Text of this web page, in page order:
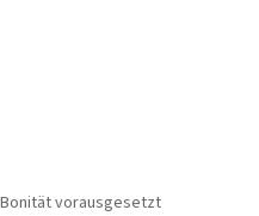
vorausgesetzt